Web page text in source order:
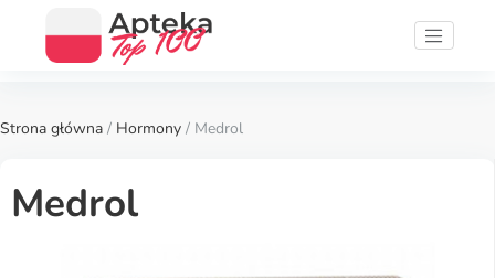
Strona główna / Hormony / Medrol
Medrol